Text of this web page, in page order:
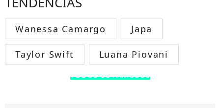
Wanessa Camargo Japa
Taylor Swift Luana Piovani
TODOS OS FAMOSOS